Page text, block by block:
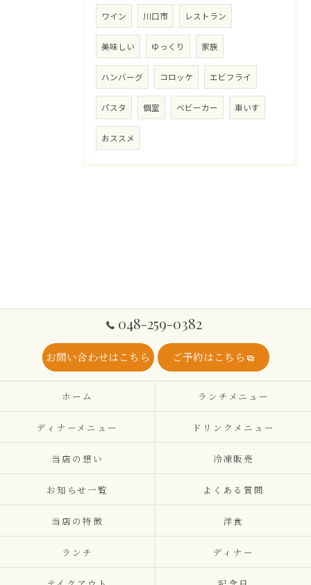
ワイン 川口市 レストラン
美味しい ゆっくり 家族
ハンバーグ コロッケ エビフライ
パスタ 個室 ベビーカー 車いす
おススメ
048-259-0382
お問い合わせはこちら ご予約はこちら
ホーム ランチメニュー
ディナーメニュー ドリンクメニュー
当店の想い 冷凍販売
お知らせ一覧 よくある質問
当店の特徴 洋食
ランチ ディナー